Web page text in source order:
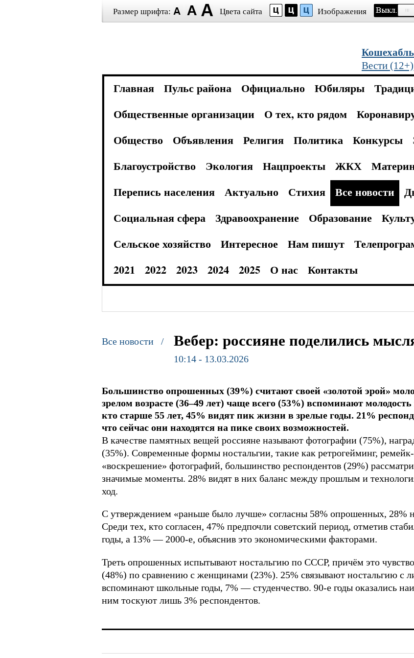
Размер шрифта: Цвета сайта Изображения
Вести (12+)
Главная Пульс района Официально Юбиляры
Общественные организации
О тех, кто рядом
Общество
Объявления Религия Политика Конкурсы
Благоустройство
Экология Нацпроекты ЖКХ
Перепись населения
Актуально Стихия Все новости
Социальная сфера
Здравоохранение Образование
Сельское хозяйство
Интересное Нам пишут
2021
2022 2023 2024 2025 О нас Контакты
Все новости / Вебер: россияне поделились
10:14 - 13.03.2026
Большинство опрошенных (39%) считают своей «золотой эрой»
зрелом возрасте (36–49 лет) чаще всего (53%) вспоминают
кто старше 55 лет, 45% видят пик жизни в зрелые годы. 21%
что сейчас они находятся на пике своих возможностей.
В качестве памятных вещей россияне называют фотографии (75%),
(35%). Современные формы ностальгии, такие как ретрогейминг,
«воскрешение» фотографий, большинство респондентов (29%)
значимые моменты. 28% видят в них баланс между прошлым и
ход.
С утверждением «раньше было лучше» согласны 58% опрошенных, 28%
Среди тех, кто согласен, 47% предпочли советский период, отметив
годы, а 13% — 2000-е, объяснив это экономическими факторами.
Треть опрошенных испытывают ностальгию по СССР, причём это
(48%) по сравнению с женщинами (23%). 25% связывают ностальгию с
вспоминают школьные годы, 7% — студенчество. 90-е годы оказались
ним тоскуют лишь 3% респондентов.